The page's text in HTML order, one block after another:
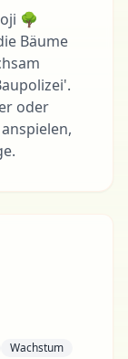
🌳
Bäume
oder
Wachstum